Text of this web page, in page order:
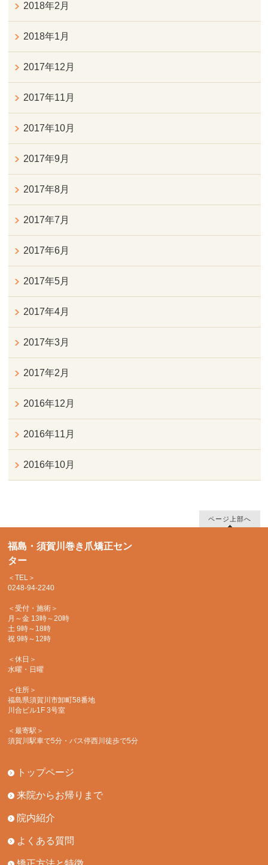
2018年2月
2018年1月
2017年12月
2017年11月
2017年10月
2017年9月
2017年8月
2017年7月
2017年6月
2017年5月
2017年4月
2017年3月
2017年2月
2016年12月
2016年11月
2016年10月
ページ上部へ
福島・須賀川巻き爪矯正セン
ター
＜TEL＞
0248-94-2240
＜受付・施術＞
月～金 13時～20時
土 9時～18時
祝 9時～12時
＜休日＞
水曜・日曜
＜住所＞
福島県須賀川市卸町58番地
川合ビル1F 3号室
＜最寄駅＞
須賀川駅車で5分・バス停西川徒歩で5分
トップページ
来院からお帰りまで
院内紹介
よくある質問